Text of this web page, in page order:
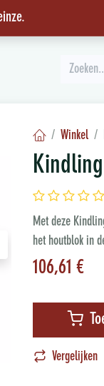
.
Winkel
Met deze
het houtblok in
106,61 €
Vergelijken